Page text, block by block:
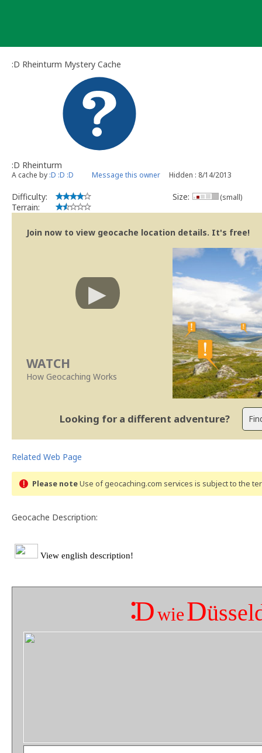
:D Rheinturm Mystery Cache
:D Rheinturm
A cache by :D :D :D Message this owner Hidden : 8/14/2013
Difficulty:
Terrain:
Size: (small)
Join now to view geocache location details. It's free!
WATCH
How Geocaching Works
Looking for a different adventure?
Related Web Page
Please noteUse of geocaching.com services is subject to the
Geocache Description:
View english description!
:DwieD